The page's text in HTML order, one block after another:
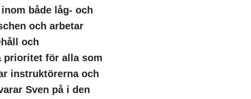
både låg- och
och arbetar
och
prioritet för alla som
instruktörerna och
Sven på i den